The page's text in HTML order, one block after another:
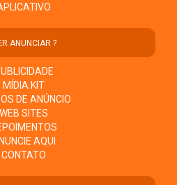
ANUNCIAR ?
MÍDIA KIT
DE ANÚNCIO
SITES
AQUI
CONTATO